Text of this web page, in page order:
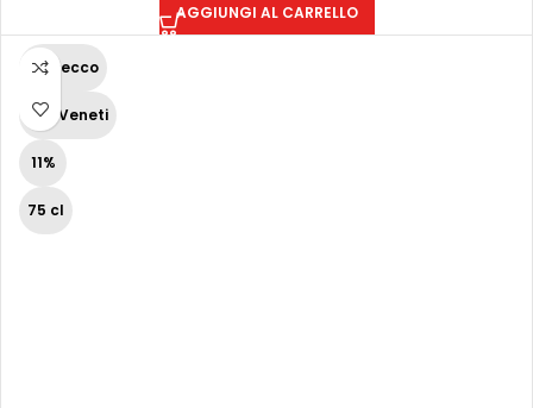
AGGIUNGI AL CARRELLO
Prosecco
Vini Veneti
11%
75 cl